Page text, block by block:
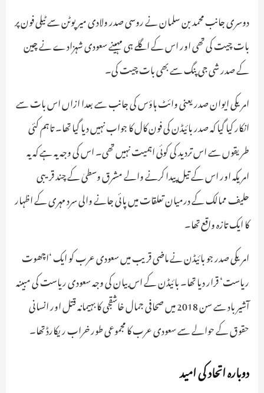
دوسری جانب محمد بن سلمان نے روسی صدر ولادی میر پوٹن سے ٹیلی فون پر
بات چیت کی تھی اور اس کے اگلے ہی مہینے سعودی شہزادے نے چین
کے صدر شی جی پنگ سے بھی بات چیت کی۔
امریکی ایوان صدر یعنی وائٹ ہاؤس کی جانب سے بعدا ازاں اس بات سے
انکار کیا گیا کہ صدر بائیڈن کی فون کال کا جواب نہیں دیا گیا تھا۔ تاہم کئی
طریقوں سے اس تردید کی کوئی اہمیت نہیں تھی۔ اس کی وجہ یہ ہے کہ یہ
امریکہ اور اس کے تیل پیدا کرنے والے مشرق وسطیٰ کے چند قریبی
حلیف ممالک کے درمیان تعلقات میں پائی جانے والی سرد مہری کے اظہار
کا ایک تازہ واقع تھا۔
امریکی صدر جو بائیڈن نے ماضی قریب میں سعودی عرب کو ایک ‘اچھوت
ریاست‘ قرار دیا تھا۔ بائیڈن کے اس بیان کی وجہ سعودی ریاست کی مبینہ
آشیر باد سے سن 2018 میں صحافی جمال خاشقجی کا بہیمانہ قتل اور انسانی
حقوق کے حوالے سے سعودی عرب کا مجموعی طور خراب ریکارڈ تھا۔
دوبارہ اتحاد کی امید